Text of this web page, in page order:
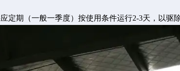
定期（一般一季度）按使用条件运行2-3天，以驱